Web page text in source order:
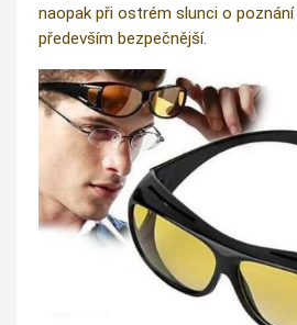
naopak při ostrém slunci o
především bezpečnější.